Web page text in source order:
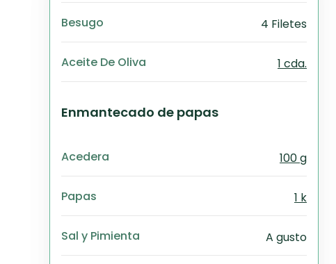
Excel
Word
Besugo 4 Filetes
Aceite De Oliva 1 cda.
Enmantecado de papas
Acedera 100 g
Papas 1 k
Sal y Pimienta A gusto